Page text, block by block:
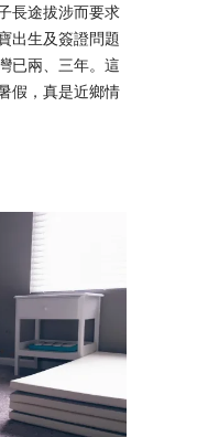
長途拔涉而要求
出生及簽證問題
已兩、三年。這
假，真是近鄉情